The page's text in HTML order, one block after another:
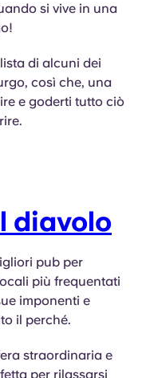
Lingua
Deutsch
French
si vive in una
di alcuni dei
così che, una
e goderti tutto ciò
diavolo
pub per
più frequentati
imponenti e
il perché.
straordinaria e
per rilassarsi